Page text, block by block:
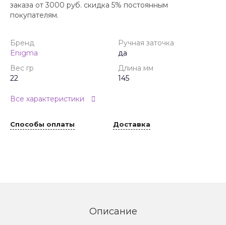
заказа от 3000 руб. скидка 5% постоянным
покупателям.
Бренд
Enigma
Ручная заточка
да
Вес гр
22
Длина мм
145
Все характеристики
Способы оплаты Доставка
Описание